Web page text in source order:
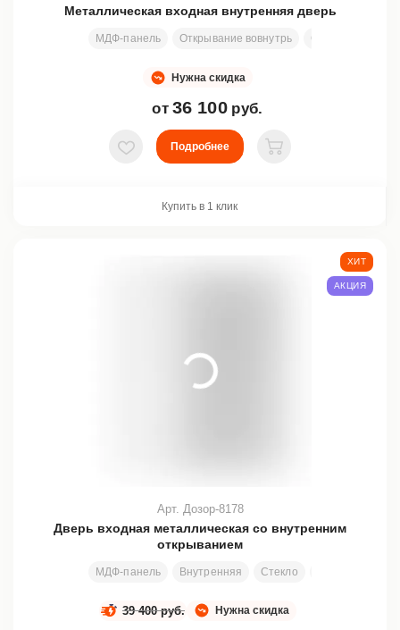
Металлическая входная внутренняя дверь
МДФ-панель Открывание вовнутрь Стекло
Нужна скидка
от 36 100 руб.
В избранное
Подробнее
В корзину
Купить в 1 клик
Дверь входная металлическая со внутренним
открыванием
МДФ-панель Внутренняя Стекло
Арт. Дозор-8178
Нужна скидка
39 400 руб.
ХИТ
АКЦИЯ